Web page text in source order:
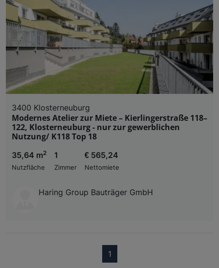
3400 Klosterneuburg
Modernes Atelier zur Miete – Kierlingerstraße 118–
122, Klosterneuburg - nur zur gewerblichen
Nutzung/ K118 Top 18
35,64 m2
Nutzfläche
1
Zimmer
€ 565,24
Nettomiete
Haring Group Bauträger GmbH
1(current)